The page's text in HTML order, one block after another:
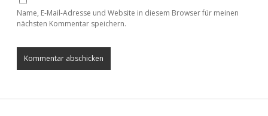
Name, E-Mail-Adresse und Website in diesem Browser für meinen
nächsten Kommentar speichern.